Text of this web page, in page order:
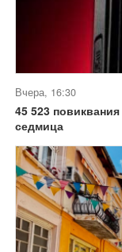
Вчера, 16:30
45 523
седмица